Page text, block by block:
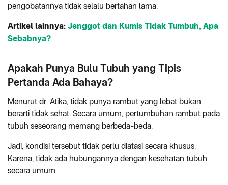
pengobatannya tidak selalu bertahan lama.
Artikel lainnya: Jenggot dan Kumis Tidak Tumbuh, Apa
Sebabnya?
Apakah Punya Bulu Tubuh yang Tipis
Pertanda Ada Bahaya?
Menurut dr. Atika, tidak punya rambut yang lebat bukan
berarti tidak sehat. Secara umum, pertumbuhan rambut pada
tubuh seseorang memang berbeda-beda.
Jadi, kondisi tersebut tidak perlu diatasi secara khusus.
Karena, tidak ada hubungannya dengan kesehatan tubuh
secara umum.